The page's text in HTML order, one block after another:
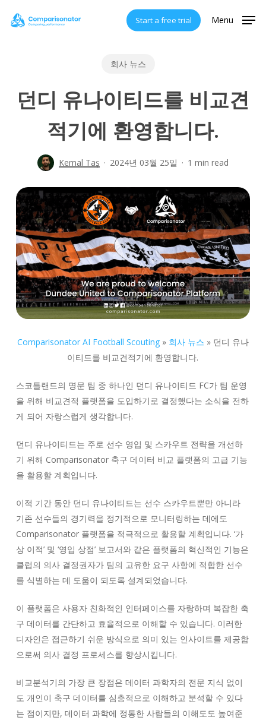
Start a free trial Menu
회사 뉴스
던디 유나이티드를 비교견
적기에 환영합니다.
Kemal Taş 2024년 03월 25일 1 min read
Comparisonator AI Football Scouting» 회사 뉴스 » 던디 유나
이티드를 비교견적기에 환영합니다.
스코틀랜드의 명문 팀 중 하나인 던디 유나이티드 FC가 팀 운영
을 위해 비교견적 플랫폼을 도입하기로 결정했다는 소식을 전하
게 되어 자랑스럽게 생각합니다.
던디 유나이티드는 주로 선수 영입 및 스카우트 전략을 개선하
기 위해 Comparisonator 축구 데이터 비교 플랫폼의 고급 기능
을 활용할 계획입니다.
이적 기간 동안 던디 유나이티드는 선수 스카우트뿐만 아니라
기존 선수들의 경기력을 정기적으로 모니터링하는 데에도
Comparisonator 플랫폼을 적극적으로 활용할 계획입니다. ‘가
상 이적’ 및 ‘영입 상점’ 보고서와 같은 플랫폼의 혁신적인 기능은
클럽의 의사 결정권자가 팀의 고유한 요구 사항에 적합한 선수
를 식별하는 데 도움이 되도록 설계되었습니다.
이 플랫폼은 사용자 친화적인 인터페이스를 자랑하며 복잡한 축
구 데이터를 간단하고 효율적으로 이해할 수 있습니다. 이러한
디자인은 접근하기 쉬운 방식으로 의미 있는 인사이트를 제공함
으로써 의사 결정 프로세스를 향상시킵니다.
비교분석기의 가장 큰 장점은 데이터 과학자의 전문 지식 없이
도 개인이 축구 데이터를 심층적으로 이해하고 분석할 수 있다
는 점이지만, 데이터 과학에 정통한 사람들의 이해도도 높여준